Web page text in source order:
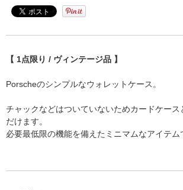
【 1点限り / ヴィンテージ品 】
Porscheのシンプルなウォレットケース。
チャックなどはついていないためカードケース
だけます。
必要最低限の機能を備えたミニマムなアイテム